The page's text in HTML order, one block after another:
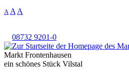
A A A
08732 9201-0
Markt Frontenhausen
ein schönes Stück Vilstal